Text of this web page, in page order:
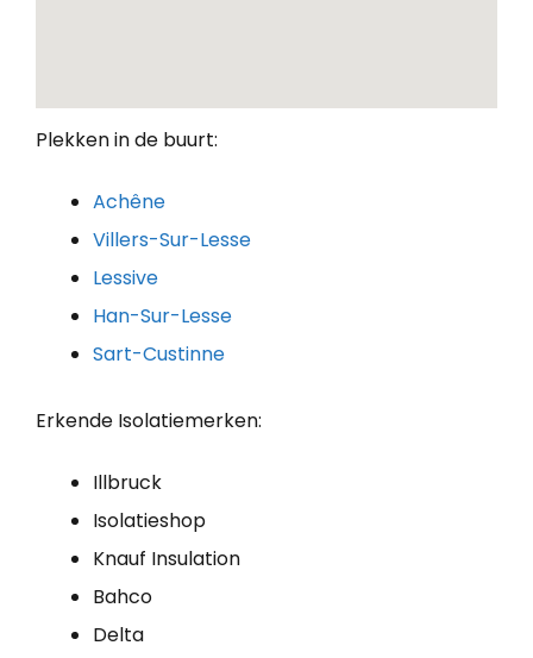
Plekken in de buurt:
Achêne
Villers-Sur-Lesse
Lessive
Han-Sur-Lesse
Sart-Custinne
Erkende Isolatiemerken:
Illbruck
Isolatieshop
Knauf Insulation
Bahco
Delta